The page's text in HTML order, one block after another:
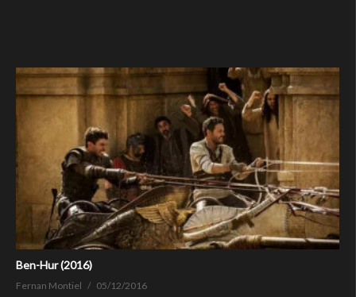
Ben-Hur (2016)
Fernan Montiel 05/12/2016